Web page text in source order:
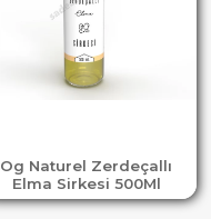
Og Naturel Zerdeçallı
Elma Sirkesi 500Ml